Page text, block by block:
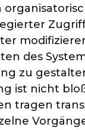
des
zu
ist nicht
tragen